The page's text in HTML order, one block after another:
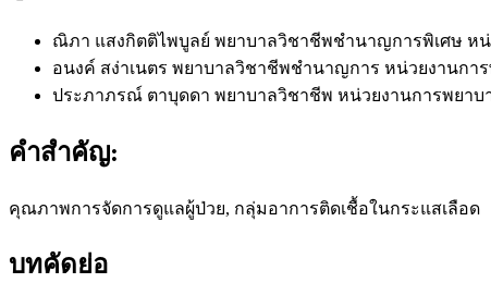
ณิภา แสงกิตติไพบูลย์ พยาบาลวิชาชีพชำนาญการพิเศษ หน่
อนงค์ สง่าเนตร พยาบาลวิชาชีพชำนาญการ หน่วยงานการ
ประภาภรณ์ ตาบุดดา พยาบาลวิชาชีพ หน่วยงานการพยาบ
คำสำคัญ:
คุณภาพการจัดการดูแลผู้ป่วย, กลุ่มอาการติดเชื้อในกระแสเลือด
บทคัดย่อ